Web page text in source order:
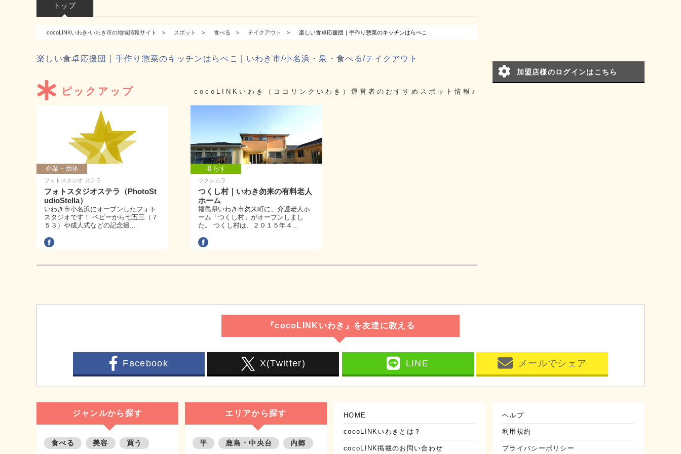
トップ
cocoLINKいわき-いわき市の地域情報サイト スポット 食べる テイクアウト 楽しい食卓応援団｜手作り惣菜のキッチンはらぺこ
楽しい食卓応援団｜手作り惣菜のキッチンはらぺこ | いわき市/小名浜・泉・食べる/テイクアウト
ピックアップ cocoLINKいわき（ココリンクいわき）運営者のおすすめスポット情報♪
企業・団体
フォトスタジオ ステラ
フォトスタジオステラ（PhotoSt
udioStella）
いわき市小名浜にオープンしたフォト
スタジオです！ ベビーから七五三（７
５３）や成人式などの記念撮...
暮らす
ツクシムラ
つくし村｜いわき勿来の有料老人
ホーム
福島県いわき市勿来町に、介護老人ホ
ーム「つくし村」がオープンしまし
た。 つくし村は、２０１５年４...
加盟店様のログインはこちら
『cocoLINKいわき』を友達に教える
Facebook X(Twitter) LINE メールでシェア
ジャンルから探す
食べる 美容 買う
エリアから探す
平 鹿島・中央台 内郷
HOME
cocoLINKいわきとは？
cocoLINK掲載のお問い合わせ
ヘルプ
利用規約
プライバシーポリシー